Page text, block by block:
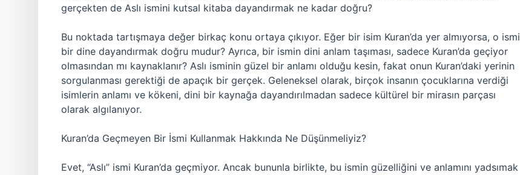
gerçekten de Aslı ismini kutsal kitaba dayandırmak ne kadar doğru?
Bu noktada tartışmaya değer birkaç konu ortaya çıkıyor. Eğer bir isim Kuran’da yer almıyorsa, o ismi
bir dine dayandırmak doğru mudur? Ayrıca, bir ismin dini anlam taşıması, sadece Kuran’da geçiyor
olmasından mı kaynaklanır? Aslı isminin güzel bir anlamı olduğu kesin, fakat onun Kuran’daki yerinin
sorgulanması gerektiği de apaçık bir gerçek. Geleneksel olarak, birçok insanın çocuklarına verdiği
isimlerin anlamı ve kökeni, dini bir kaynağa dayandırılmadan sadece kültürel bir mirasın parçası
olarak algılanıyor.
Kuran’da Geçmeyen Bir İsmi Kullanmak Hakkında Ne Düşünmeliyiz?
Evet, “Aslı” ismi Kuran’da geçmiyor. Ancak bununla birlikte, bu ismin güzelliğini ve anlamını yadsımak